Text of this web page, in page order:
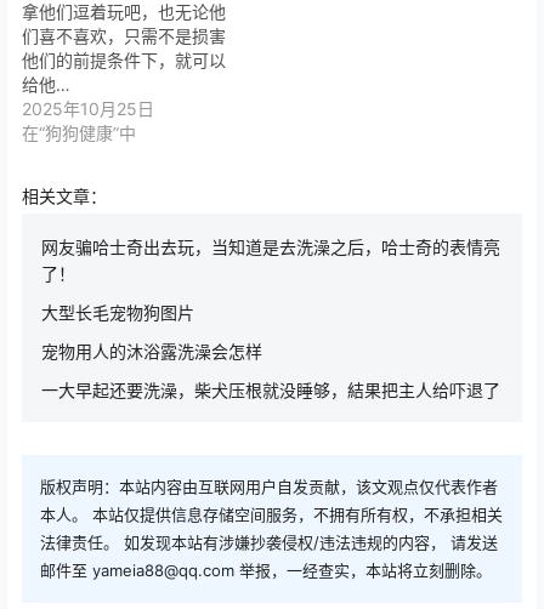
拿他们逗着玩吧，也无论他
们喜不喜欢，只需不是损害
他们的前提条件下，就可以
给他…
2025年10月25日
在“狗狗健康”中
相关文章：
网友骗哈士奇出去玩，当知道是去洗澡之后，哈士奇的表情亮
了！
大型长毛宠物狗图片
宠物用人的沐浴露洗澡会怎样
一大早起还要洗澡，柴犬压根就没睡够，結果把主人给吓退了
版权声明：本站内容由互联网用户自发贡献，该文观点仅代表作者
本人。 本站仅提供信息存储空间服务，不拥有所有权，不承担相关
法律责任。 如发现本站有涉嫌抄袭侵权/违法违规的内容， 请发送
邮件至 yameia88@qq.com 举报，一经查实，本站将立刻删除。